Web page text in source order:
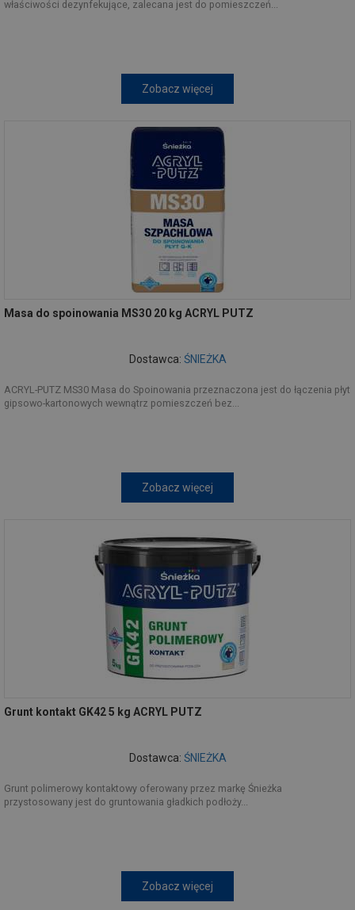
właściwości dezynfekujące, zalecana jest do pomieszczeń...
Zobacz więcej
Masa do spoinowania MS30 20 kg ACRYL PUTZ
Dostawca: ŚNIEŻKA
ACRYL-PUTZ MS30 Masa do Spoinowania przeznaczona jest do łączenia płyt
gipsowo-kartonowych wewnątrz pomieszczeń bez...
Zobacz więcej
Grunt kontakt GK42 5 kg ACRYL PUTZ
Dostawca: ŚNIEŻKA
Grunt polimerowy kontaktowy oferowany przez markę Śnieżka
przystosowany jest do gruntowania gładkich podłoży...
Zobacz więcej